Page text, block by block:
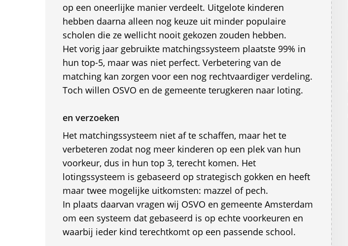
op een oneerlijke manier verdeelt. Uitgelote kinderen
hebben daarna alleen nog keuze uit minder populaire
scholen die ze wellicht nooit gekozen zouden hebben.
Het vorig jaar gebruikte matchingssysteem plaatste 99% in
hun top-5, maar was niet perfect. Verbetering van de
matching kan zorgen voor een nog rechtvaardiger verdeling.
Toch willen OSVO en de gemeente terugkeren naar loting.
en verzoeken
Het matchingssysteem niet af te schaffen, maar het te
verbeteren zodat nog meer kinderen op een plek van hun
voorkeur, dus in hun top 3, terecht komen. Het
lotingssysteem is gebaseerd op strategisch gokken en heeft
maar twee mogelijke uitkomsten: mazzel of pech.
In plaats daarvan vragen wij OSVO en gemeente Amsterdam
om een systeem dat gebaseerd is op echte voorkeuren en
waarbij ieder kind terechtkomt op een passende school.